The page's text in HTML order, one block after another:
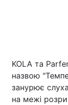
Головна
KOLA та
назвою
занурює
на межі